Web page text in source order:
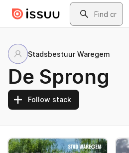
Skip to main contentSearch
Stadsbestuur Waregem
De Sprong
Follow stack